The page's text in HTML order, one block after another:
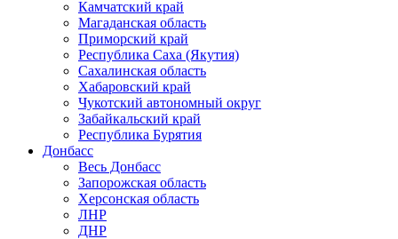
Камчатский край
Магаданская область
Приморский край
Республика Саха (Якутия)
Сахалинская область
Хабаровский край
Чукотский автономный округ
Забайкальский край
Республика Бурятия
Донбасс
Весь Донбасс
Запорожская область
Херсонская область
ЛНР
ДНР